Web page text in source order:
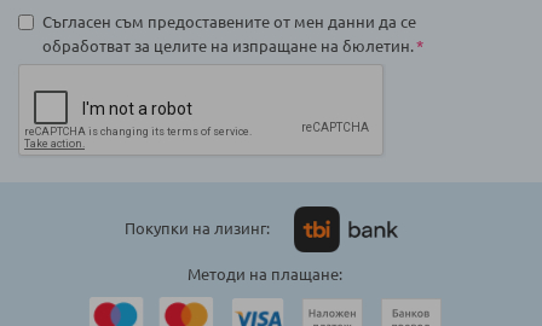
Съгласен съм предоставените от мен данни да се
обработват за целите на изпращане на бюлетин.
Покупки на лизинг:
Методи на плащане: